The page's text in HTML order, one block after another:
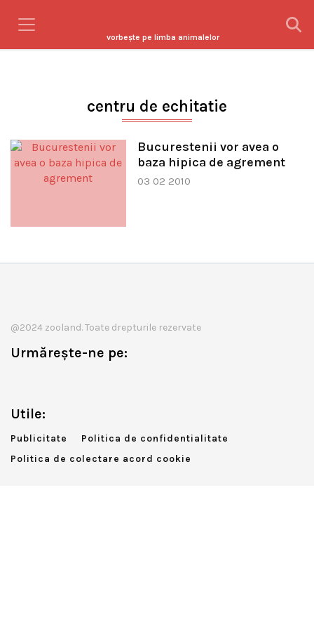
vorbeşte pe limba animalelor
centru de echitatie
Bucurestenii vor avea o
baza hipica de agrement
03 02 2010
@2024 zooland. Toate drepturile rezervate
Urmărește-ne pe:
Utile:
Publicitate
Politica de confidentialitate
Politica de colectare acord cookie